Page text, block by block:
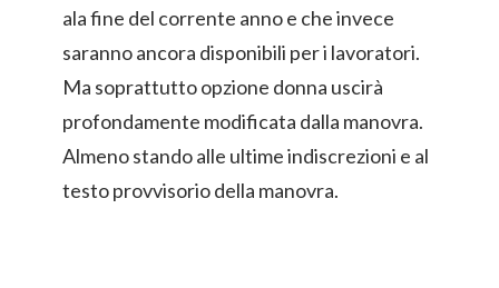
ala fine del corrente anno e che invece
saranno ancora disponibili per i lavoratori.
Ma soprattutto opzione donna uscirà
profondamente modificata dalla manovra.
Almeno stando alle ultime indiscrezioni e al
testo provvisorio della manovra.